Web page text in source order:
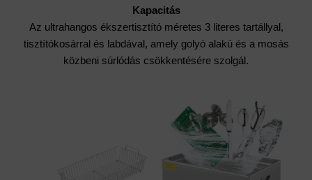
Kapacitás
Az ultrahangos ékszertisztító méretes 3 literes tartállyal,
tisztítókosárral és labdával, amely golyó alakú és a mosás
közbeni súrlódás csökkentésére szolgál.